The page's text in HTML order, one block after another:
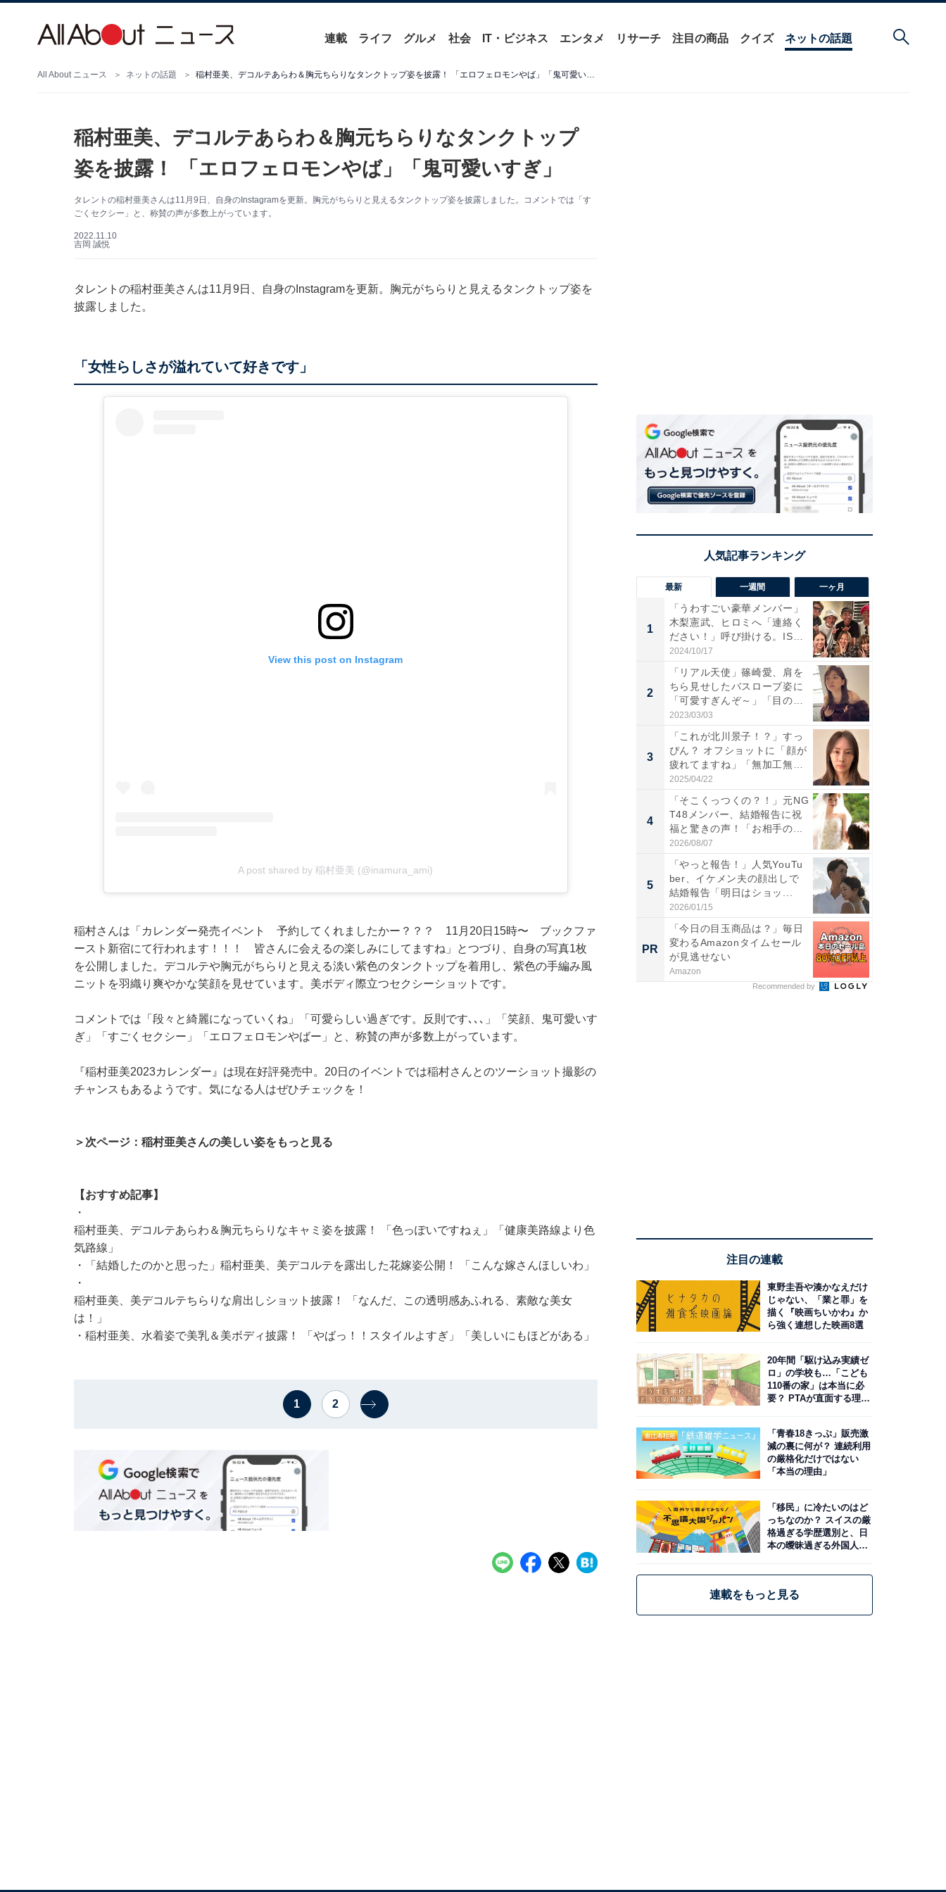
連載 ライフ グルメ 社会 IT・ビジネス エンタメ リサーチ 注目の商品 クイズ ネットの話題
All About ニュース ネットの話題 稲村亜美、デコルテあらわ＆胸元ちらりなタンクトップ姿を披露！ 「エロフェロモンやば」「鬼可愛いすぎ」
稲村亜美、デコルテあらわ＆胸元ちらりなタンクトップ
姿を披露！ 「エロフェロモンやば」「鬼可愛いすぎ」
タレントの稲村亜美さんは11月9日、自身のInstagramを更新。胸元がちらりと見えるタンクトップ姿を披露しました。コメントでは「す
ごくセクシー」と、称賛の声が多数上がっています。
2022.11.10
吉岡 誠悦
タレントの稲村亜美さんは11月9日、自身のInstagramを更新。胸元がちらりと見えるタンクトップ姿を
披露しました。
「女性らしさが溢れていて好きです」
View this post on Instagram
A post shared by 稲村亜美 (@inamura_ami)
稲村さんは「カレンダー発売イベント 予約してくれましたかー？？？ 11月20日15時〜 ブックファ
ースト新宿にて行われます！！！ 皆さんに会えるの楽しみにしてますね」とつづり、自身の写真1枚
を公開しました。デコルテや胸元がちらりと見える淡い紫色のタンクトップを着用し、紫色の手編み風
ニットを羽織り爽やかな笑顔を見せています。美ボディ際立つセクシーショットです。
コメントでは「段々と綺麗になっていくね」「可愛らしい過ぎです。反則です､､､」「笑顔、鬼可愛いす
ぎ」「すごくセクシー」「エロフェロモンやばー」と、称賛の声が多数上がっています。
『稲村亜美2023カレンダー』は現在好評発売中。20日のイベントでは稲村さんとのツーショット撮影の
チャンスもあるようです。気になる人はぜひチェックを！
＞次ページ：稲村亜美さんの美しい姿をもっと見る
【おすすめ記事】
・
稲村亜美、デコルテあらわ＆胸元ちらりなキャミ姿を披露！ 「色っぽいですねぇ」「健康美路線より色
気路線」
・
「結婚したのかと思った」稲村亜美、美デコルテを露出した花嫁姿公開！ 「こんな嫁さんほしいわ」
・
稲村亜美、美デコルテちらりな肩出しショット披露！ 「なんだ、この透明感あふれる、素敵な美女
は！」
・ 稲村亜美、水着姿で美乳＆美ボディ披露！ 「やばっ！！スタイルよすぎ」「美しいにもほどがある」
1 2
最新 一週間 一ヶ月
1
「うわすごい豪華メンバー」
木梨憲武、ヒロミへ「連絡く
ださい！」呼び掛ける。IS
S...
2024/10/17
2
「リアル天使」篠崎愛、肩を
ちら見せしたバスローブ姿に
「可愛すぎんぞ～」「目の表
情...
2023/03/03
3
「これが北川景子！？」すっ
ぴん？ オフショットに「顔が
疲れてますね」「無加工無
表...
2025/04/22
4
「そこくっつくの？！」元NG
T48メンバー、結婚報告に祝
福と驚きの声！「お相手の...
2026/08/07
5
「やっと報告！」人気YouTu
ber、イケメン夫の顔出しで
結婚報告「明日はショッ...
2026/01/15
PR
「今日の目玉商品は？」毎日
変わるAmazonタイムセール
が見逃せない
Amazon
Recommended by
注目の連載
東野圭吾や湊かなえだけ
じゃない、「業と罪」を
描く『映画ちいかわ』か
ら強く連想した映画8選
20年間「駆け込み実績ゼ
ロ」の学校も…「こども
110番の家」は本当に必
要？ PTAが直面する理想
「青春18きっぷ」販売激
減の裏に何が？ 連続利用
の厳格化だけではない
「本当の理由」
「移民」に冷たいのはど
っちなのか？ スイスの厳
格過ぎる学歴選別と、日
本の曖昧過ぎる外国人政
連載をもっと見る